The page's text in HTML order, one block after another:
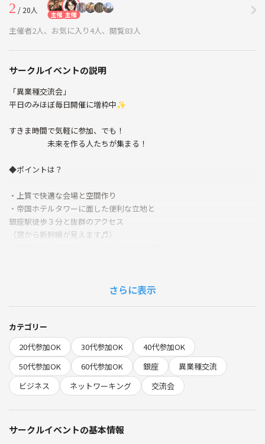
2 / 20人 主催 主催
主催者2人、お気に入り4人、閲覧83人
サークルイベントの説明
「異業種交流会」
平日のみほぼ毎日開催に増枠中✨
すきま時間で気軽に参加、でも！
未来を作る人たちが集まる！
◆ポイントは？
・上質で快適な会場と空間作り
・帝国ホテルタワーに面した便利な立地と
銀座駅徒歩３分と抜群のアクセス
（窓から新幹線が見えます♬）
（人数が極端に多くなったときはオール立席式となります）
◆どんな人が参加する？
プログラマー、WEBデザイナー、IT関連、DTPデザイナー、設計士、建
築士、ファイナンシャルプランナー、カウンセラー、プロコーチ、コン
サルタント
国内大手企業、外資系企業
さらに表示
カテゴリー
20代参加OK
30代参加OK
40代参加OK
50代参加OK
60代参加OK 銀座
異業種交流
ビジネス
ネットワーキング 交流会
サークルイベントの基本情報